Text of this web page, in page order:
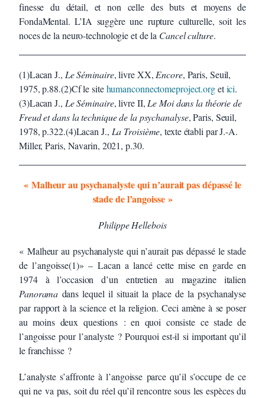
finesse du détail, et non celle des buts et moyens de
FondaMental. L’IA suggère une rupture culturelle, soit les
noces de la neuro-technologie et de la Cancel culture.
(1)Lacan J., Le Séminaire, livre XX,Encore, Paris, Seuil,
1975, p.88.(2)Cf le sitehumanconnectomeproject.orgetici.
(3)Lacan J., Le Séminaire, livre II,Le Moi dans la théorie de
Freud et dans la technique de la psychanalyse, Paris, Seuil,
1978, p.322.(4)Lacan J., La Troisième, texte établi par J.-A.
Miller, Paris, Navarin, 2021, p.30.
« Malheur au psychanalystequi n’aurait pas dépassé le
stadede l’angoisse »
Philippe Hellebois
« Malheur au psychanalyste qui n’aurait pas dépassé le stade
de l’angoisse(1)» – Lacan a lancé cette mise en garde en
1974 à l’occasion d’un entretien au magazine italien
Panorama dans lequel il situait la place de la psychanalyse
par rapport à la science et la religion. Ceci amène à se poser
au moins deux questions : en quoi consiste ce stade de
l’angoisse pour l’analyste ? Pourquoi est-il si important qu’il
le franchisse ?
L’analyste s’affronte à l’angoisse parce qu’il s’occupe de ce
qui ne va pas, soit du réel qu’il rencontre sous les espèces du